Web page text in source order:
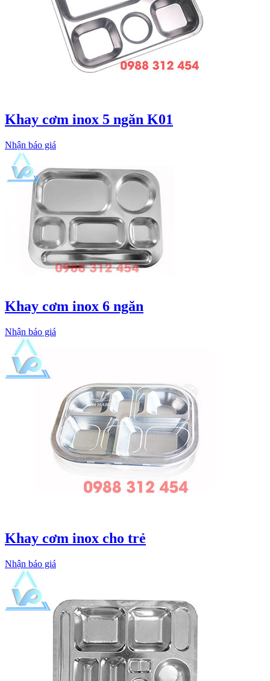
Khay cơm inox 5 ngăn K01
Nhận báo giá
Khay cơm inox 6 ngăn
Nhận báo giá
Khay cơm inox cho trẻ
Nhận báo giá